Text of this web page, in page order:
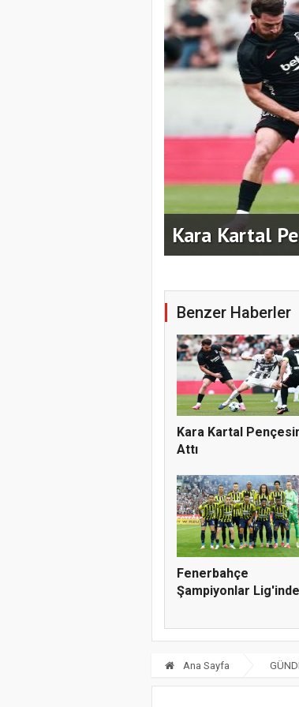
Kara Kartal
Benzer Haberler
Kara Kartal
Attı
Fenerbahçe
Şampiyonlar Lig'inde
Ana Sayfa